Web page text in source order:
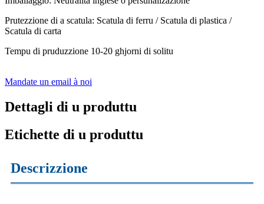
Prutezzione di a scatula: Scatula di ferru / Scatula di plastica /
Scatula di carta
Tempu di pruduzzione 10-20 ghjorni di solitu
Mandate un email à noi
Dettagli di u produttu
Etichette di u produttu
Descrizzione